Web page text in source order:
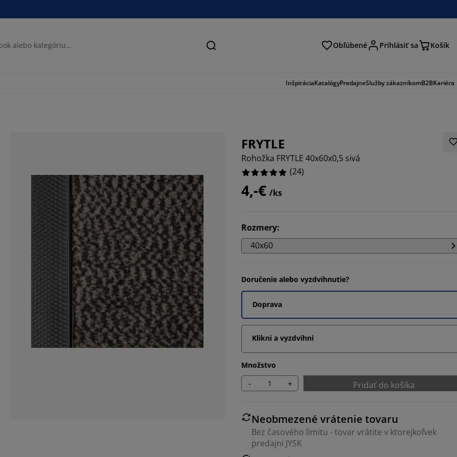
Hľadať Obľúbené Prihlásiť sa Košík
InšpiráciaKatalógyPredajneSlužby zákazníkomB2BKariéra
FRYTLE
Rohožka FRYTLE 40x60x0,5 sivá
(24)
4,-€ /ks
Rozmery:
40x60
Doručenie alebo vyzdvihnutie?
Doprava
Klikni a vyzdvihni
Množstvo
- + Pridať do košíka
Neobmezené vrátenie tovaru
Bez časového limitu - tovar vrátite v ktorejkoľvek
predajni JYSK
100%